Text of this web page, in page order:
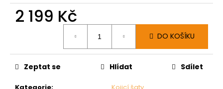
2 199 Kč
DO KOŠÍKU
Kategorie:
Kojicí šaty
Zeptat se Hlídat Sdílet